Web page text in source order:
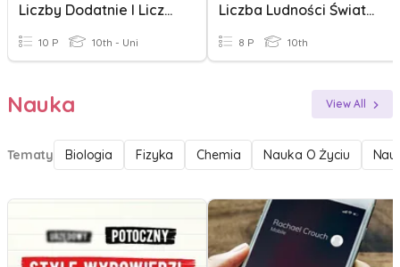
Liczby Dodatnie I Liczby Ujemne. Klasa 6
10 P 10th - Uni
Liczba Ludności Świata I Jej Zmiany
8 P 10th
Nauka View All
Tematy Biologia Fizyka Chemia Nauka O Życiu